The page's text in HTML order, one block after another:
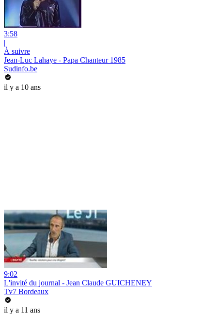
3:58
|
À suivre
Jean-Luc Lahaye - Papa Chanteur 1985
Sudinfo.be
il y a 10 ans
9:02
L'invité du journal - Jean Claude GUICHENEY
Tv7 Bordeaux
il y a 11 ans